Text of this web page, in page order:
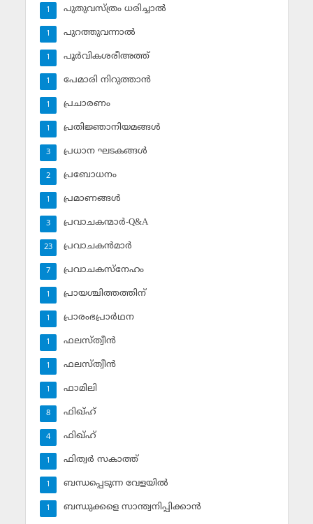
പുതുവസ്ത്രം ധരിച്ചാല്‍
1
പുറത്തുവന്നാല്‍
1
പൂര്‍വികശരീഅത്ത്
1
പേമാരി നിറുത്താന്‍
1
പ്രചാരണം
1
പ്രതിജ്ഞാനിയമങ്ങള്‍
1
പ്രധാന ഘടകങ്ങള്‍
3
പ്രബോധനം
2
പ്രമാണങ്ങള്‍
1
പ്രവാചകന്മാര്‍-Q&A
3
പ്രവാചകന്‍മാര്‍
23
പ്രവാചകസ്‌നേഹം
7
പ്രായശ്ചിത്തത്തിന്
1
പ്രാരംഭപ്രാര്‍ഥന
1
ഫലസ്ത്വീൻ
1
ഫലസ്ത്വീൻ
1
ഫാമിലി
1
ഫിഖ്ഹ്
8
ഫിഖ്ഹ്‌
4
ഫിത്വര്‍ സകാത്ത്‌
1
ബന്ധപ്പെടുന്ന വേളയില്‍
1
ബന്ധുക്കളെ സാന്ത്വനിപ്പിക്കാന്‍
1